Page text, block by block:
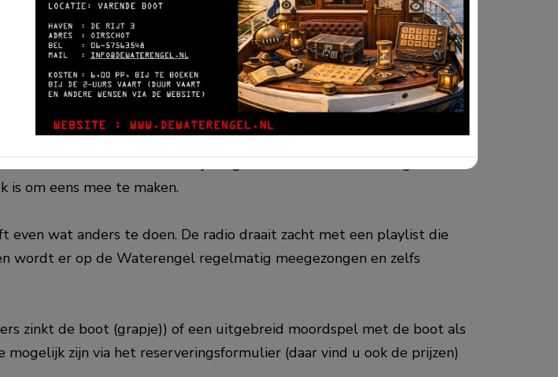
worden onze gasten uitgedaagd tot meedenken over
rond. Een aantal feiten zijn nog zichtbaar en worden aangewezen.
is om eens mee te maken.
even wat anders te doen. De radio draait zacht met een playlist die
wordt er op de Waterengel regelmatig meegezongen en zelfs
zinkt de boot (grapje)) of een uitgebreid moordspel met de boot als
zijn via het reserveringsformulier (daar vind u ook de prijzen)